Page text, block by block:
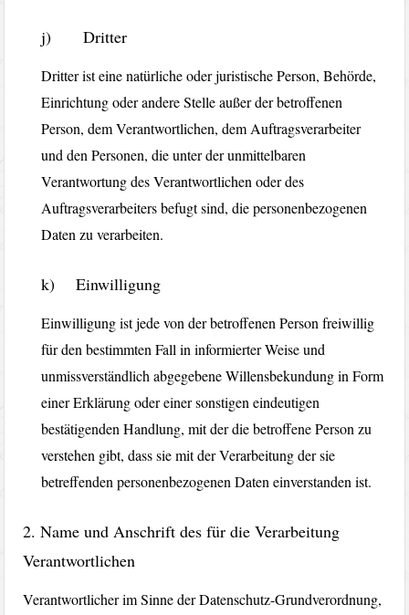
j) Dritter
Dritter ist eine natürliche oder juristische Person, Behörde,
Einrichtung oder andere Stelle außer der betroffenen
Person, dem Verantwortlichen, dem Auftragsverarbeiter
und den Personen, die unter der unmittelbaren
Verantwortung des Verantwortlichen oder des
Auftragsverarbeiters befugt sind, die personenbezogenen
Daten zu verarbeiten.
k) Einwilligung
Einwilligung ist jede von der betroffenen Person freiwillig
für den bestimmten Fall in informierter Weise und
unmissverständlich abgegebene Willensbekundung in Form
einer Erklärung oder einer sonstigen eindeutigen
bestätigenden Handlung, mit der die betroffene Person zu
verstehen gibt, dass sie mit der Verarbeitung der sie
betreffenden personenbezogenen Daten einverstanden ist.
2. Name und Anschrift des für die Verarbeitung
Verantwortlichen
Verantwortlicher im Sinne der Datenschutz-Grundverordnung,